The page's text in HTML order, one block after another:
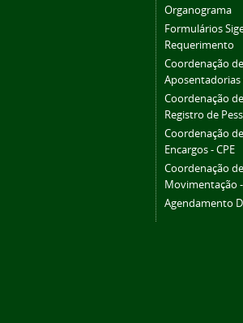
Organograma
Formulários
Requerimento
Coordenação de
Aposentadorias
Coordenação
Registro de
Coordenação
Encargos - CPE
Coordenação
Movimentação -
Agendamento